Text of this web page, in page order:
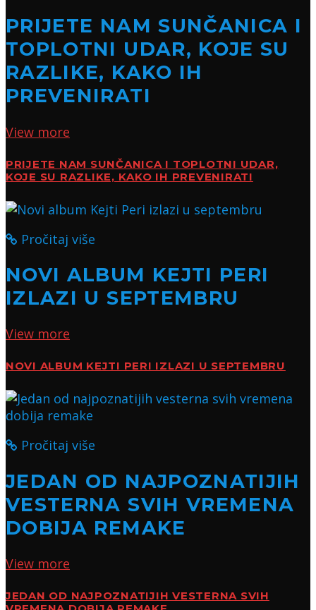
PRIJETE NAM SUNČANICA I
TOPLOTNI UDAR, KOJE SU
RAZLIKE, KAKO IH
PREVENIRATI
View more
PRIJETE NAM SUNČANICA I TOPLOTNI UDAR,
KOJE SU RAZLIKE, KAKO IH PREVENIRATI
Pročitaj više
NOVI ALBUM KEJTI PERI
IZLAZI U SEPTEMBRU
View more
NOVI ALBUM KEJTI PERI IZLAZI U SEPTEMBRU
Pročitaj više
JEDAN OD NAJPOZNATIJIH
VESTERNA SVIH VREMENA
DOBIJA REMAKE
View more
JEDAN OD NAJPOZNATIJIH VESTERNA SVIH